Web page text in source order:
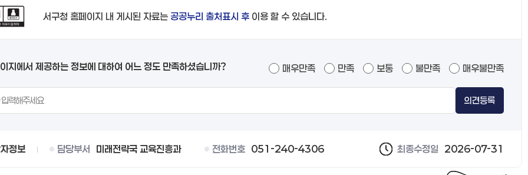
서구청 홈페이지 내 게시된 자료는 공공누리 출처표시 후 이용 할 수 있습니다.
지에서 제공하는 정보에 대하여 어느 정도 만족하셨습니까? 매우만족 만족 보통 불만족 매우불만족
의견등록
정보 담당부서 미래전략국 교육진흥과 전화번호 051-240-4306 최종수정일 2026-07-31